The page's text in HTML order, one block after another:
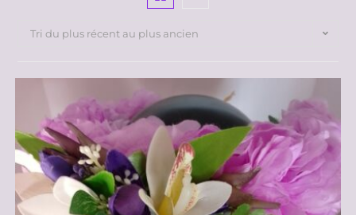
Tri du plus récent au plus ancien